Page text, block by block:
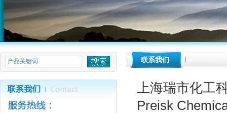
null
联系我们
上海瑞市化工
Preisk